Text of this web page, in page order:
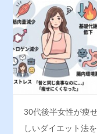
30代後半女性が痩
しいダイエット法